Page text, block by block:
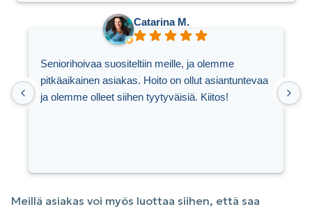
Catarina M.
Seniorihoivaa suositeltiin meille, ja olemme
pitkäaikainen asiakas. Hoito on ollut asiantuntevaa
ja olemme olleet siihen tyytyväisiä. Kiitos!
Meillä asiakas voi myös luottaa siihen, että saa